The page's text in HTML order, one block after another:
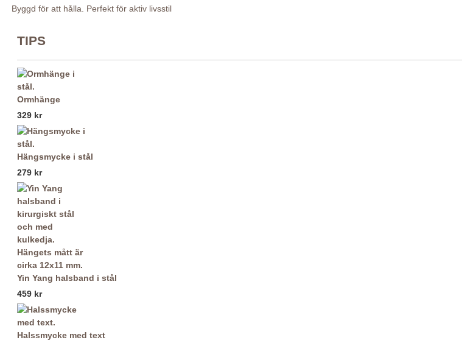
Byggd för att hålla. Perfekt för aktiv livsstil
TIPS
Ormhänge
329 kr
Hängsmycke i stål
279 kr
Yin Yang halsband i stål
459 kr
Halssmycke med text